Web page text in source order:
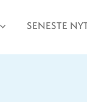
SENESTE NYT